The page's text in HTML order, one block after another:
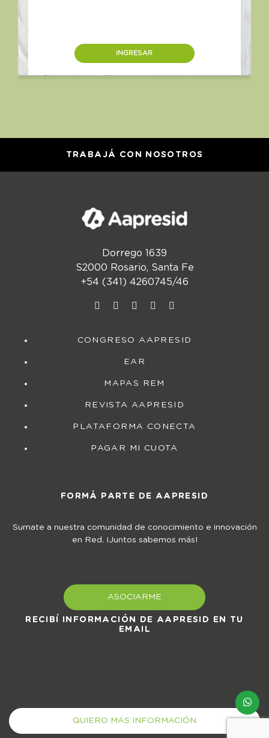
INGRESAR
TRABAJÁ CON NOSOTROS
Dorrego 1639
S2000 Rosario, Santa Fe
+54 (341) 4260745/46
CONGRESO AAPRESID
EAR
MAPAS REM
REVISTA AAPRESID
PLATAFORMA CONECTA
PAGAR MI CUOTA
FORMÁ PARTE DE AAPRESID
Sumate a nuestra comunidad de conocimiento e innovación
en Red. ¡Juntos sabemos más!
ASOCIARME
RECIBÍ INFORMACIÓN DE AAPRESID EN TU
EMAIL
QUIERO MÁS INFORMACIÓN